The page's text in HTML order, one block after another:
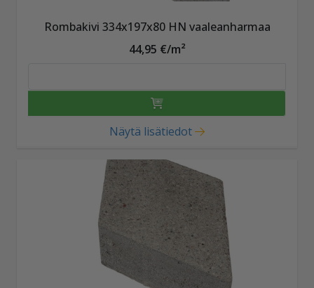
Rombakivi 334x197x80 HN vaaleanharmaa
44,95 €/m²
Näytä lisätiedot